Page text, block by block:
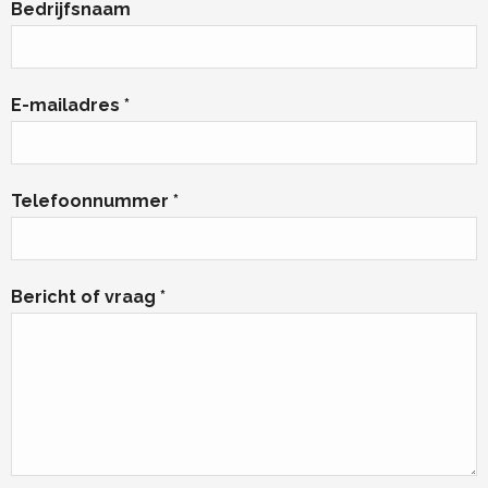
Bedrijfsnaam
E-mailadres *
Telefoonnummer *
Bericht of vraag *